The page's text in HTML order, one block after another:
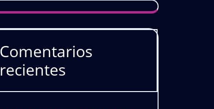
Comentarios
recientes